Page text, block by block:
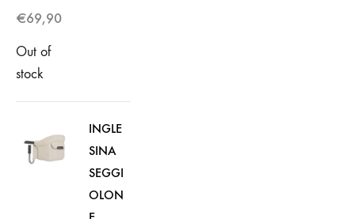
€69,90
Out of
stock
INGLE
SINA
SEGGI
OLON